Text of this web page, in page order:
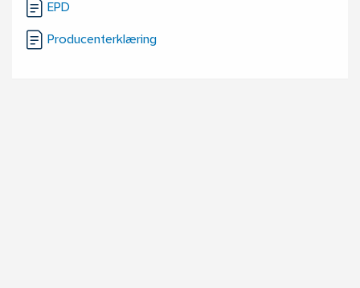
EPD
Producenterklæring